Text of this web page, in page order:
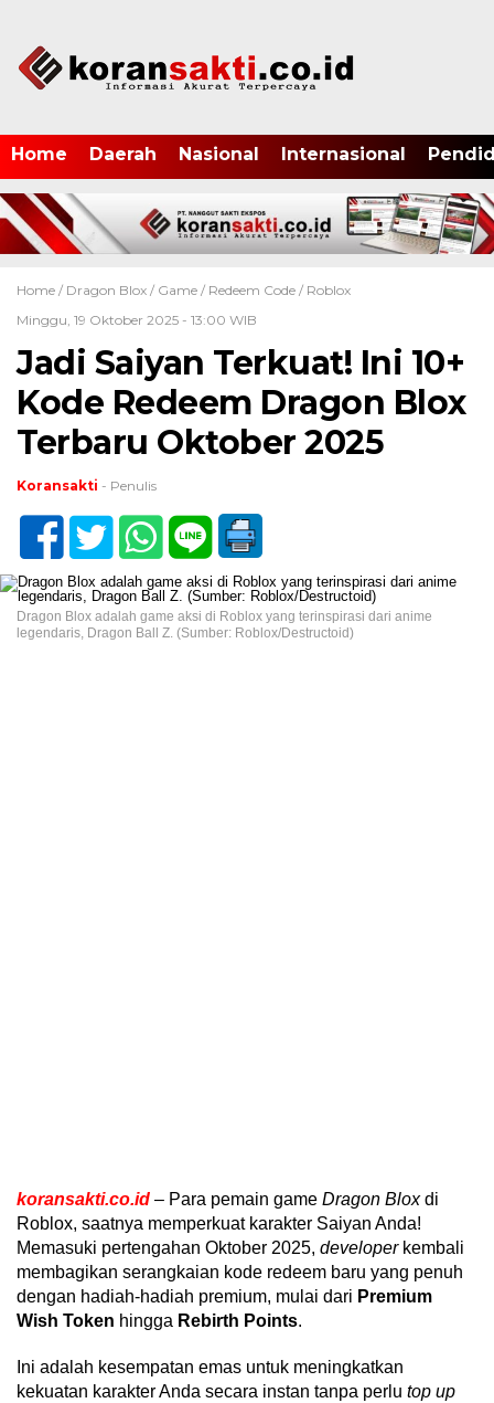
Home Daerah Nasional Internasional
Home / Dragon Blox / Game / Redeem Code / Roblox
Minggu, 19 Oktober 2025 - 13:00 WIB
Jadi Saiyan Terkuat! Ini 10+
Kode Redeem Dragon Blox
Terbaru Oktober 2025
Koransakti - Penulis
Dragon Blox adalah game aksi di Roblox yang terinspirasi dari anime
legendaris, Dragon Ball Z. (Sumber: Roblox/Destructoid)
koransakti.co.id – Para pemain game Dragon Bloxdi
Roblox, saatnya memperkuat karakter Saiyan Anda!
Memasuki pertengahan Oktober 2025, developerkembali
membagikan serangkaian kode redeem baru yang penuh
dengan hadiah-hadiah premium, mulai dari Premium
Wish Token hingga Rebirth Points.
Ini adalah kesempatan emas untuk meningkatkan
kekuatan karakter Anda secara instan tanpa perlu top up